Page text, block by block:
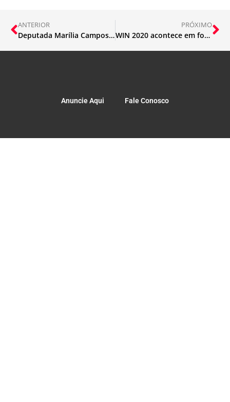
ANTERIOR
Deputada Marília Campos é eleita prefeita de Contagem
PRÓXIMO
WIN 2020 acontece em formato on-line
Anuncie Aqui Fale Conosco